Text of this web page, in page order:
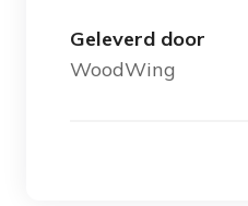
Geleverd door
WoodWing